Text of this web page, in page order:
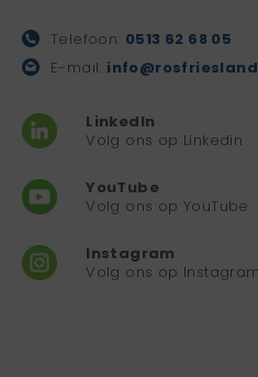
Telefoon: 0513 62 68 05
E-mail:
LinkedIn
Volg ons op Linkedin
YouTube
Volg ons op YouTube
Instagram
Volg ons op Instagram